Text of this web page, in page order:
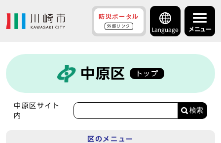
防災ポータル
外部リンク
Language メニュー
中原区 トップ
中原区サイト
内
検索
区のメニュー